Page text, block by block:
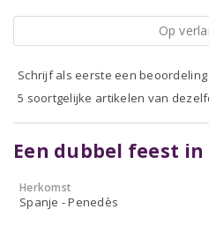
Op
Schrijf als eerste een beoordeling
5 soortgelijke artikelen van
Een dubbel feest in
Herkomst
Spanje - Penedès